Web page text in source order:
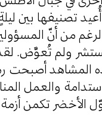
تصنيفها بين
من أنّ
ولم تُعوَّض.
المشاهد
والعمل
تكمن